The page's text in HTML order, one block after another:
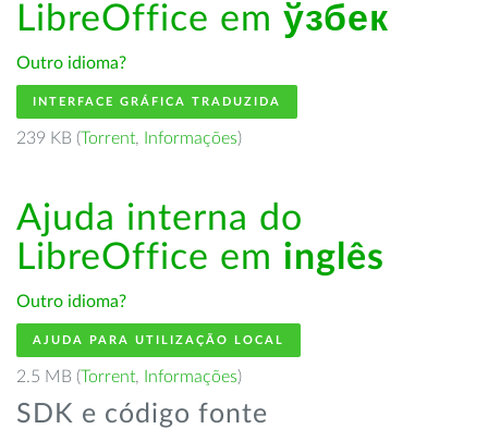
LibreOffice em ўзбек
Outro idioma?
INTERFACE GRÁFICA TRADUZIDA
239 KB (Torrent, Informações)
Ajuda interna do
LibreOffice em inglês
Outro idioma?
AJUDA PARA UTILIZAÇÃO LOCAL
2.5 MB (Torrent, Informações)
SDK e código fonte